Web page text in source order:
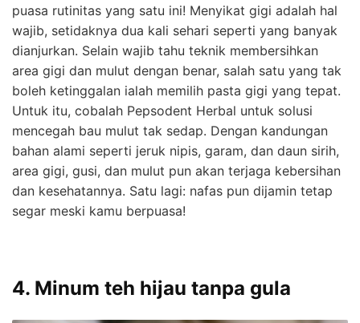
puasa rutinitas yang satu ini! Menyikat gigi adalah hal
wajib, setidaknya dua kali sehari seperti yang banyak
dianjurkan. Selain wajib tahu teknik membersihkan
area gigi dan mulut dengan benar, salah satu yang tak
boleh ketinggalan ialah memilih pasta gigi yang tepat.
Untuk itu, cobalah Pepsodent Herbal untuk solusi
mencegah bau mulut tak sedap. Dengan kandungan
bahan alami seperti jeruk nipis, garam, dan daun sirih,
area gigi, gusi, dan mulut pun akan terjaga kebersihan
dan kesehatannya. Satu lagi: nafas pun dijamin tetap
segar meski kamu berpuasa!
4. Minum teh hijau tanpa gula